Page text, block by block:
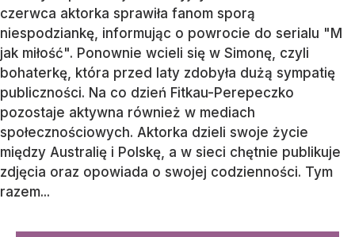
czerwca aktorka sprawiła fanom sporą
niespodziankę, informując o powrocie do serialu "M
jak miłość". Ponownie wcieli się w Simonę, czyli
bohaterkę, która przed laty zdobyła dużą sympatię
publiczności. Na co dzień Fitkau-Perepeczko
pozostaje aktywna również w mediach
społecznościowych. Aktorka dzieli swoje życie
między Australię i Polskę, a w sieci chętnie publikuje
zdjęcia oraz opowiada o swojej codzienności. Tym
razem...